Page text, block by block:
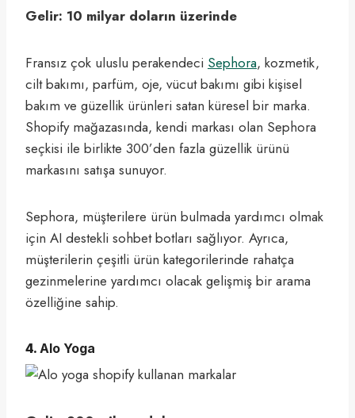
Gelir: 10 milyar doların üzerinde
Fransız çok uluslu perakendeci Sephora, kozmetik,
cilt bakımı, parfüm, oje, vücut bakımı gibi kişisel
bakım ve güzellik ürünleri satan küresel bir marka.
Shopify mağazasında, kendi markası olan Sephora
seçkisi ile birlikte 300’den fazla güzellik ürünü
markasını satışa sunuyor.
Sephora, müşterilere ürün bulmada yardımcı olmak
için AI destekli sohbet botları sağlıyor. Ayrıca,
müşterilerin çeşitli ürün kategorilerinde rahatça
gezinmelerine yardımcı olacak gelişmiş bir arama
özelliğine sahip.
4. Alo Yoga